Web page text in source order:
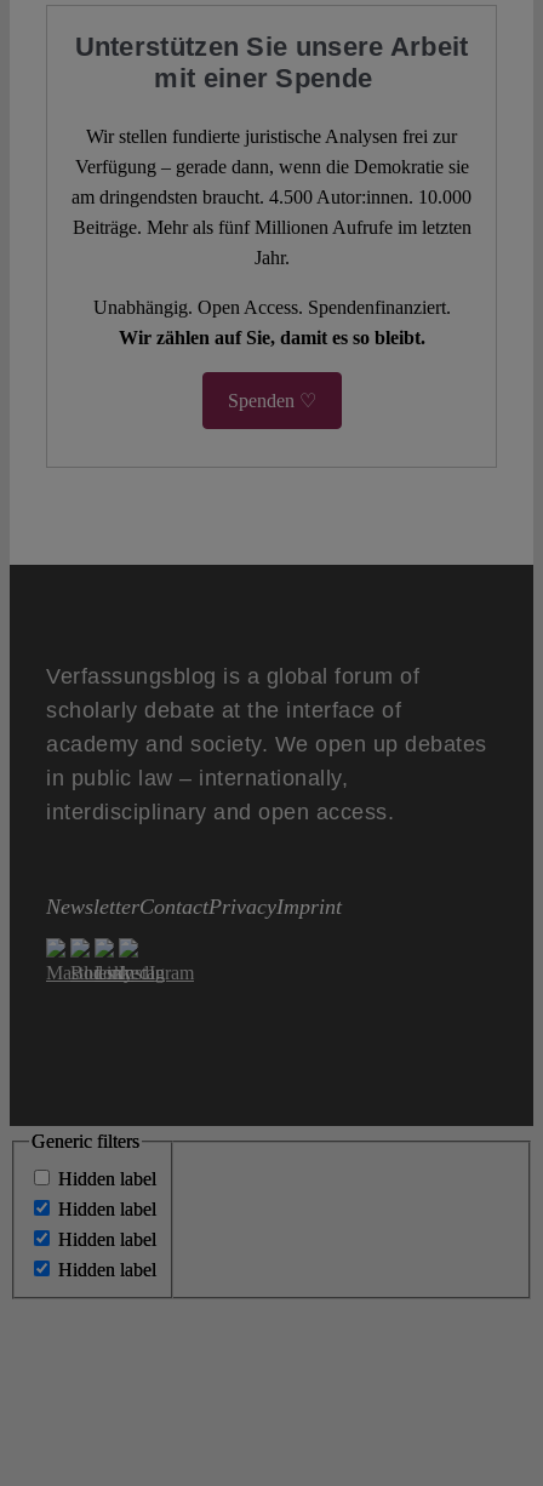
Unterstützen Sie unsere Arbeit
mit einer Spende
Wir stellen fundierte juristische Analysen frei zur
Verfügung – gerade dann, wenn die Demokratie sie
am dringendsten braucht. 4.500 Autor:innen. 10.000
Beiträge. Mehr als fünf Millionen Aufrufe im letzten
Jahr.
Unabhängig. Open Access. Spendenfinanziert.
Wir zählen auf Sie, damit es so bleibt.
Spenden ♡
Verfassungsblog is a global forum of
scholarly debate at the interface of
academy and society. We open up debates
in public law – internationally,
interdisciplinary and open access.
NewsletterContactPrivacyImprint
Generic filters
Hidden label
Hidden label
Hidden label
Hidden label
Generic filters
Hidden label
Hidden label
Hidden label
Hidden label